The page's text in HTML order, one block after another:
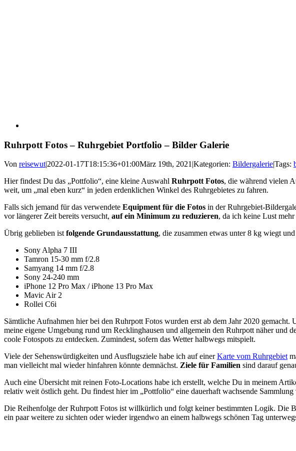
Ruhrpott Fotos – Ruhrgebiet Portfolio – Bilder Galerie
Von reisewut|2022-01-17T18:15:36+01:00März 19th, 2021|Kategorien: Bildergalerie|Tags:
Hier findest Du das „Pottfolio“, eine kleine Auswahl Ruhrpott Fotos, die während vielen
weit, um „mal eben kurz“ in jeden erdenklichen Winkel des Ruhrgebietes zu fahren.
Falls sich jemand für das verwendete Equipment für die Fotos in der Ruhrgebiet-
vor längerer Zeit bereits versucht, auf ein Minimum zu reduzieren, da ich keine Lust
Übrig geblieben istfolgende Grundausstattung, die zusammen etwas unter 8 kg wiegt
Sony Alpha 7 III
Tamron 15-30 mm f/2.8
Samyang 14 mm f/2.8
Sony 24-240 mm
iPhone 12 Pro Max / iPhone 13 Pro Max
Mavic Air 2
Rollei C6i
Sämtliche Aufnahmen hier bei den Ruhrpott Fotos wurden erst ab dem Jahr 2020
meine eigene Umgebung rund um Recklinghausen und allgemein den Ruhrpott näher
coole Fotospots zu entdecken. Zumindest, sofern das Wetter halbwegs mitspielt.
Viele der Sehenswürdigkeiten und Ausflugsziele habe ich auf einerKarte vom Ruhrgebiet
man vielleicht mal wieder hinfahren könnte demnächst. Ziele für Familien sind darauf
Auch eine Übersicht mit reinen Foto-Locations habe ich erstellt, welche Du in meinem
relativ weit östlich geht. Du findest hier im „Pottfolio“ eine dauerhaft wachsende
Die Reihenfolge der Ruhrpott Fotos ist willkürlich und folgt keiner bestimmten Logik. Die
ein paar weitere zu sichten oder wieder irgendwo an einem halbwegs schönen Tag